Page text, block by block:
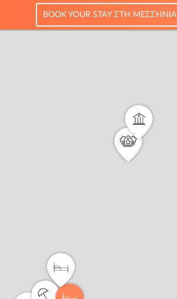
BOOK YOUR STAY ΣΤΗ ΜΕΣΣΗΝΊΑ